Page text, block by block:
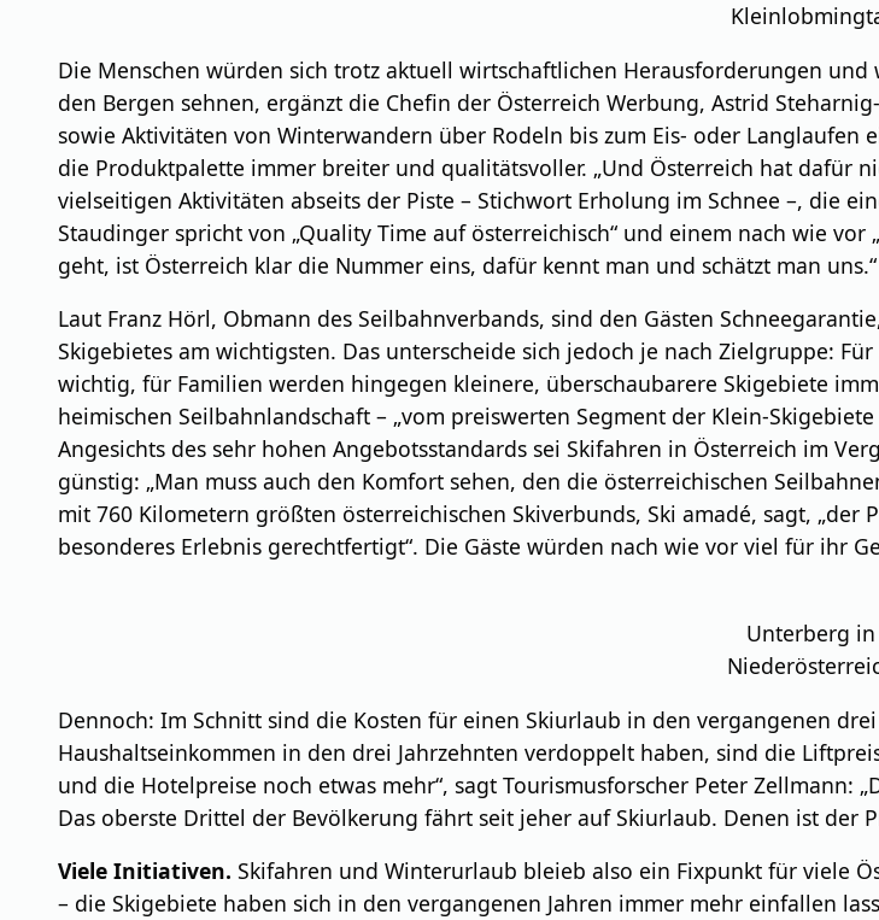
Die Menschen würden sich trotz aktuell wirtschaftlichen Herausforderungen
den Bergen sehnen, ergänzt die Chefin der Österreich Werbung, Astrid
sowie Aktivitäten von Winterwandern über Rodeln bis zum Eis- oder
die Produktpalette immer breiter und qualitätsvoller. „Und Österreich hat dafür
vielseitigen Aktivitäten abseits der Piste – Stichwort Erholung im Schnee –, die
Staudinger spricht von „Quality Time auf österreichisch“ und einem nach wie
geht, ist Österreich klar die Nummer eins, dafür kennt man und schätzt man uns.“
Laut Franz Hörl, Obmann des Seilbahnverbands, sind den Gästen
Skigebietes am wichtigsten. Das unterscheide sich jedoch je nach Zielgruppe:
wichtig, für Familien werden hingegen kleinere, überschaubarere Skigebiete
heimischen Seilbahnlandschaft – „vom preiswerten Segment der Klein-
Angesichts des sehr hohen Angebotsstandards sei Skifahren in Österreich im
günstig: „Man muss auch den Komfort sehen, den die österreichischen
mit 760 Kilometern größten österreichischen Skiverbunds, Ski amadé, sagt, „der
besonderes Erlebnis gerechtfertigt“. Die Gäste würden nach wie vor viel für ihr
Unterberg in
Dennoch: Im Schnitt sind die Kosten für einen Skiurlaub in den vergangenen
Haushaltseinkommen in den drei Jahrzehnten verdoppelt haben, sind die
und die Hotelpreise noch etwas mehr“, sagt Tourismusforscher Peter Zellmann:
Das oberste Drittel der Bevölkerung fährt seit jeher auf Skiurlaub. Denen ist der
Viele Initiativen. Skifahren und Winterurlaub bleieb also ein Fixpunkt für viele
– die Skigebiete haben sich in den vergangenen Jahren immer mehr einfallen